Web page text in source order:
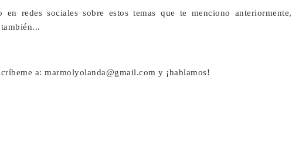
redes sociales sobre estos temas que te menciono anteriormente,
a: marmolyolanda@gmail.com y ¡hablamos!